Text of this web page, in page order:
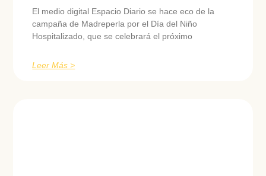
El medio digital Espacio Diario se hace eco de la
campaña de Madreperla por el Día del Niño
Hospitalizado, que se celebrará el próximo
Leer Más >